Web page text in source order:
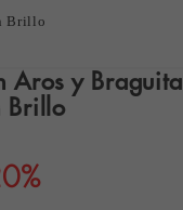
Brillo
Aros y Braguita
Brillo